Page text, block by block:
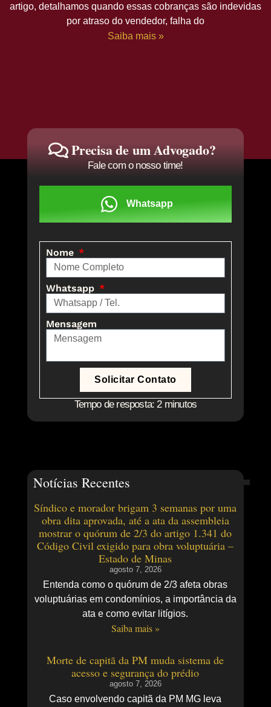
artigo, detalhamos quando essas cobranças são indevidas
por atraso do vendedor, falha do
Saiba mais »
Precisa de um Advogado?
Fale com o nosso time!
Whatsapp
Nome
Whatsapp
Mensagem
Solicitar Contato
Tempo de resposta: 2 minutos
Notícias Recentes
Síndico e morador brigam 3 semanas por uma
obra dita aprovada, até a ata da assembleia
mostrar o quórum de 2/3 do artigo 1.341 do
Código Civil exigido para obra voluptuária –
Estado de Minas
agosto 7, 2026
Entenda como o quórum de 2/3 afeta obras
voluptuárias em condomínios, a importância da
ata e como evitar litígios.
Saiba mais »
Morte de capitã da PM muda sistema de
acesso e segurança do prédio
agosto 7, 2026
Caso envolvendo capitã da PM MG leva